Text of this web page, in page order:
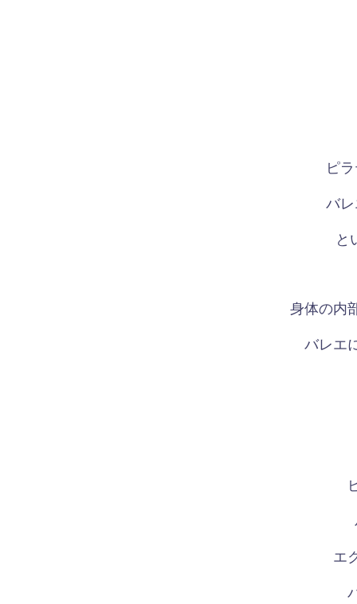
ピ
バ
と
身体の内
バレエ
エ